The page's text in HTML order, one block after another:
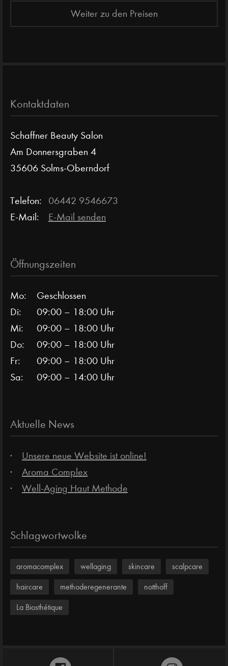
Weiter zu den Preisen
Kontaktdaten
Schaffner Beauty Salon
Am Donnersgraben 4
35606 Solms-Oberndorf
Telefon:
06442 9546673
E-Mail:
E-Mail senden
Öffnungszeiten
Mo:
Geschlossen
Di:
09:00 – 18:00 Uhr
Mi:
09:00 – 18:00 Uhr
Do:
09:00 – 18:00 Uhr
Fr:
09:00 – 18:00 Uhr
Sa:
09:00 – 14:00 Uhr
Aktuelle News
Unsere neue Website ist online!
Aroma Complex
Well-Aging Haut Methode
Schlagwortwolke
aromacomplex wellaging skincare scalpcare
haircare methoderegenerante notthoff
La Biosthétique